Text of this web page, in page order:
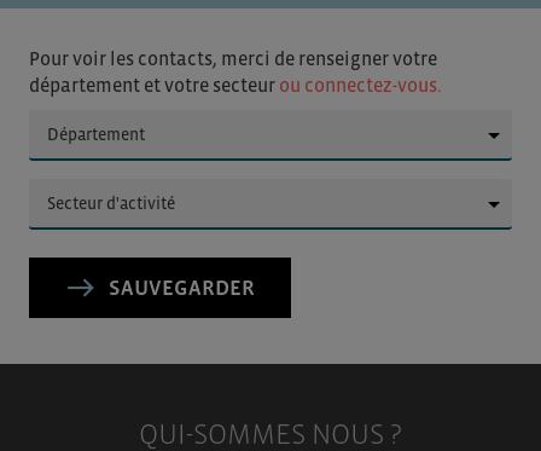
Pour voir les contacts, merci de renseigner votre
département et votre secteur ou connectez-vous.
SAUVEGARDER
QUI-SOMMES NOUS ?